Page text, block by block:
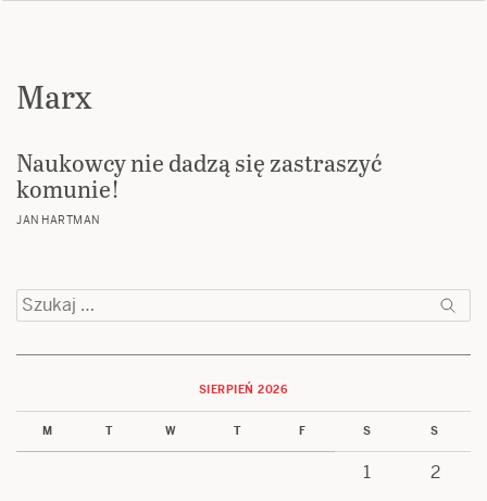
Marx
Naukowcy nie dadzą się zastraszyć
komunie!
JAN HARTMAN
Szukaj:
SIERPIEŃ 2026
M T W T F S S
1
2